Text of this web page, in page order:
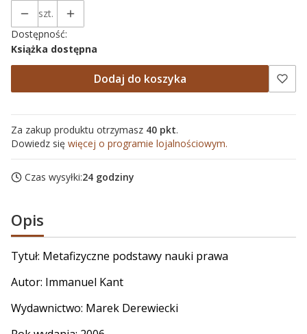
szt.
Dostępność:
Książka dostępna
Dodaj do koszyka
Za zakup produktu otrzymasz 40 pkt.
Dowiedz się więcej o programie lojalnościowym.
Czas wysyłki:24 godziny
Opis
Tytuł: Metafizyczne podstawy nauki prawa
Autor: Immanuel Kant
Wydawnictwo: Marek Derewiecki